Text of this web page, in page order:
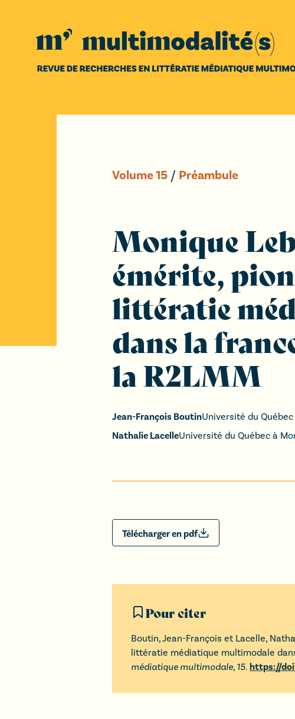
Volume15 / Préambule
Monique
émérite,
littératie
dans la
la R2LMM
Jean-François BoutinUniversité du
Nathalie LacelleUniversité du Québec à
Télécharger en pdf
Pour citer
Boutin,Jean-François et Lacelle,
littératie médiatique multimodale
médiatique multimodale, 15. https://